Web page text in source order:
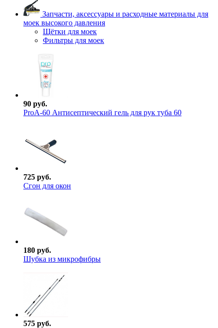
Запчасти, аксессуары и расходные материалы для
моек высокого давления
Щётки для моек
Фильтры для моек
90 руб.
ProА-60 Антисептический гель для рук туба 60
725 руб.
Сгон для окон
180 руб.
Шубка из микрофибры
575 руб.